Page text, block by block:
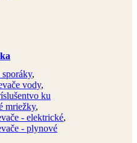
,
vody,
ku
mriežky,
- elektrické,
- plynové